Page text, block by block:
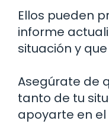
Ellos pueden
informe
situación y
Asegúrate de
tanto de tu
apoyarte en el